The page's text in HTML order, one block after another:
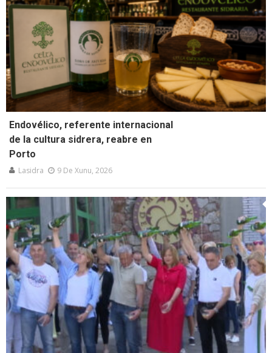
Endovélico, referente internacional
de la cultura sidrera, reabre en
Porto
Lasidra 9 De Xunu, 2026